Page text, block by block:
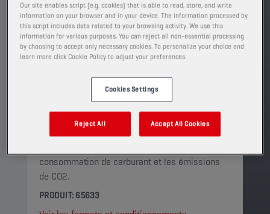
Remplacé par
CHAMPION OEM SPECIFIC 5W-
30 C2/C3 P/RN
Il s'agit d'une huile moteur hautes
performances entièrement synthétique à faible
consommation de carburant et les émissions
de CO2.
PRODUIT: 65633
Our site enables script (e.g. cookies) that is able to read, store, and write
information on your browser and in your device. The information processed by
this script includes data related to your browsing activity. We use this
information for various purposes. You can reject all non-essential processing
by choosing to accept only necessary cookies. To personalize your choice and
learn more click Cookie Policy to adjust your preferences.
Cookies Settings
Reject All Accept All Cookies